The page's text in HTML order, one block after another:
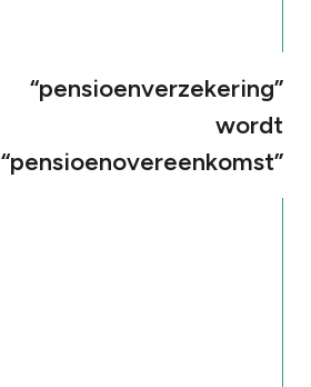
“pensioenverzekering”
wordt
“pensioenovereenkomst”